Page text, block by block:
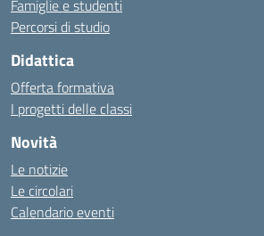
Famiglie e studenti
Percorsi di studio
Didattica
Offerta formativa
I progetti delle classi
Novità
Le notizie
Le circolari
Calendario eventi